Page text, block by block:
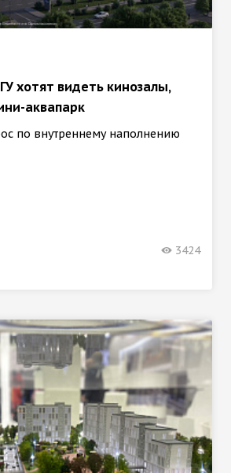
хотят видеть кинозалы,
аквапарк
по внутреннему наполнению
3424